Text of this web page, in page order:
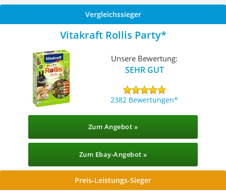
Vergleichssieger
Vitakraft Rollis Party
Unsere Bewertung:
SEHR GUT
2382 Bewertungen
Zum Angebot »
Zum Ebay-Angebot »
Preis-Leistungs-Sieger